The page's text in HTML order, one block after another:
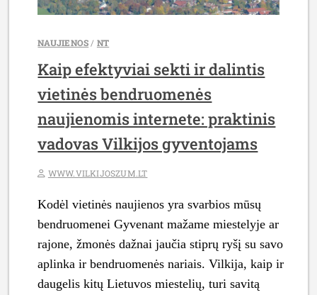
NAUJIENOS / NT
Kaip efektyviai sekti ir dalintis
vietinės bendruomenės
naujienomis internete: praktinis
vadovas Vilkijos gyventojams
WWW.VILKIJOSZUM.LT
Kodėl vietinės naujienos yra svarbios mūsų
bendruomenei Gyvenant mažame miestelyje ar
rajone, žmonės dažnai jaučia stiprų ryšį su savo
aplinka ir bendruomenės nariais. Vilkija, kaip ir
daugelis kitų Lietuvos miestelių, turi savitą